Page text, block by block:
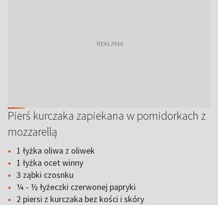
Pierś kurczaka zapiekana w pomidorkach z
mozzarellą
1 łyżka oliwa z oliwek
1 łyżka ocet winny
3 ząbki czosnku
¼ - ½ łyżeczki czerwonej papryki
2 piersi z kurczaka bez kości i skóry